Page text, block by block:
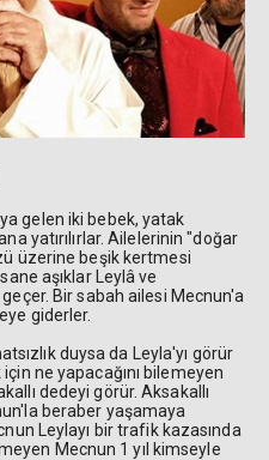
gelen iki bebek, yatak
yatırılırlar. Ailelerinin "doğar
üzerine beşik kertmesi
aşıklar Leylâ ve
Bir sabah ailesi Mecnun'a
giderler.
duysa da Leyla'yı görür
ne yapacağını bilemeyen
dedeyi görür. Aksakallı
beraber yaşamaya
Leylayı bir trafik kazasında
Mecnun 1 yıl kimseyle